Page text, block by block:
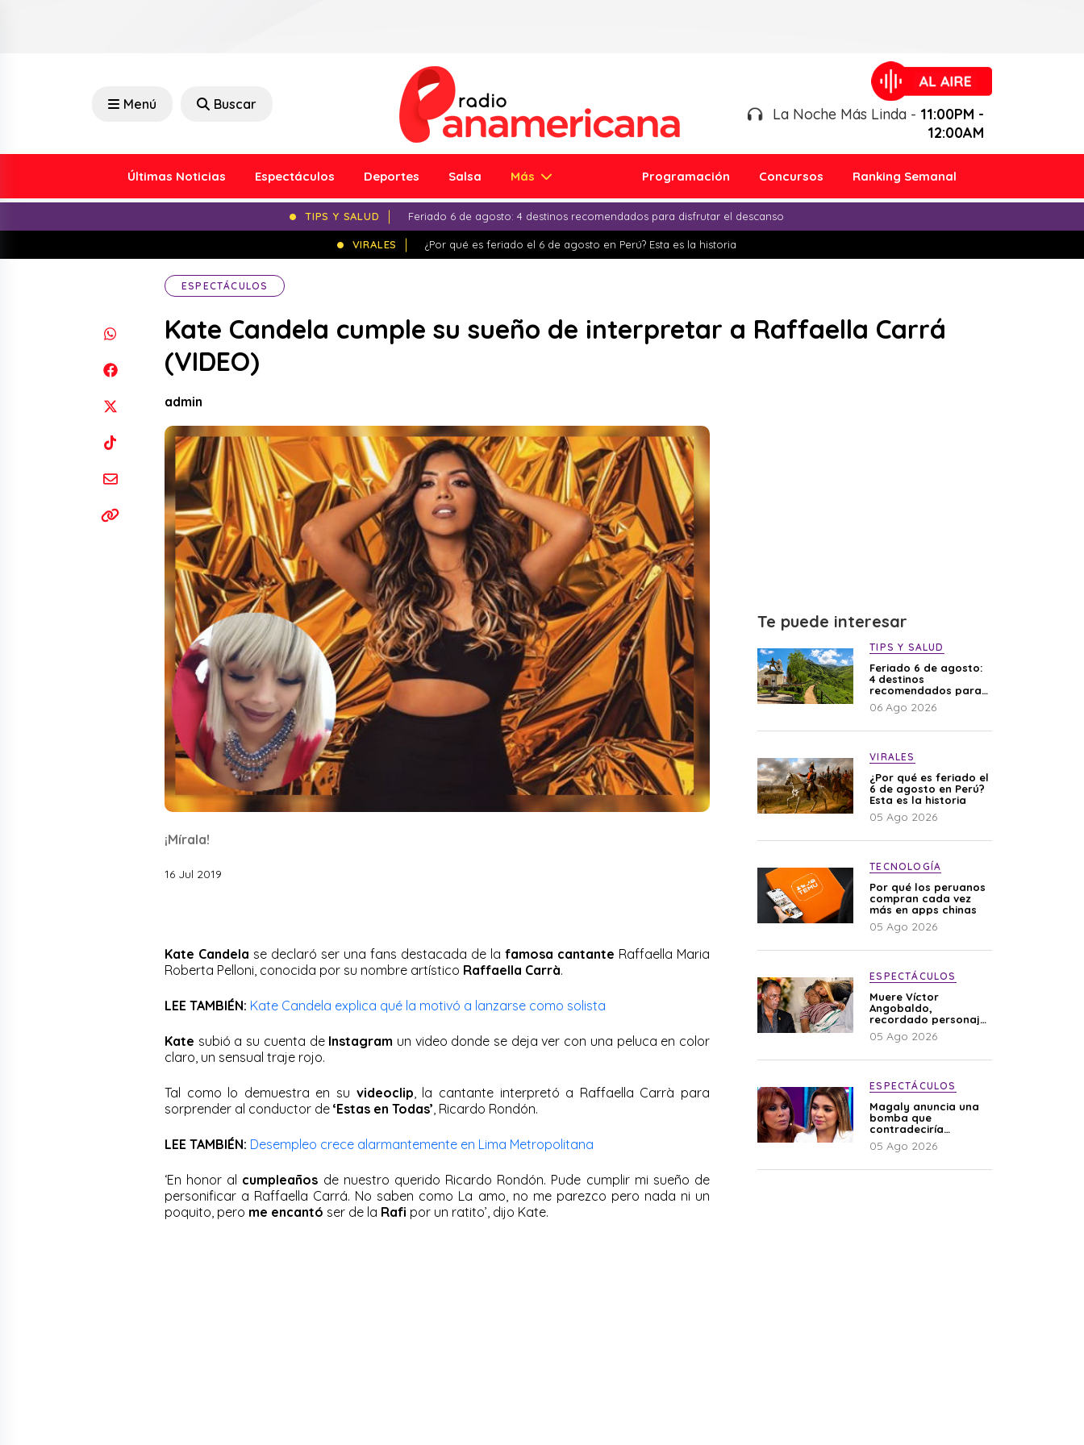
Menú Buscar
La Noche Más Linda - 11:00PM -
12:00AM
Últimas Noticias Espectáculos Deportes Salsa Más Programación Concursos Ranking Semanal
TIPS Y SALUD Feriado 6 de agosto: 4 destinos recomendados para disfrutar el descanso
VIRALES ¿Por qué es feriado el 6 de agosto en Perú? Esta es la historia
ESPECTÁCULOS
Kate Candela cumple su sueño de interpretar a Raffaella Carrá
(VIDEO)
admin
¡Mírala!
16 Jul 2019
Kate Candela se declaró ser una fans destacada de la famosa cantante Raffaella Maria
Roberta Pelloni, conocida por su nombre artístico Raffaella Carrà.
LEE TAMBIÉN: Kate Candela explica qué la motivó a lanzarse como solista
Kate subió a su cuenta de Instagram un video donde se deja ver con una peluca en color
claro, un sensual traje rojo.
Tal como lo demuestra en su videoclip , la cantante interpretó a Raffaella Carrà para
sorprender al conductor de ‘Estas en Todas’ , Ricardo Rondón.
LEE TAMBIÉN: Desempleo crece alarmantemente en Lima Metropolitana
‘En honor al cumpleaños de nuestro querido Ricardo Rondón. Pude cumplir mi sueño de
personificar a Raffaella Carrá. No saben como La amo, no me parezco pero nada ni un
poquito, pero me encantó ser de la Rafi por un ratito’, dijo Kate.
Te puede interesar
TIPS Y SALUD
Feriado 6 de agosto:
4 destinos
recomendados para
disfrutar el descanso
06 Ago 2026
VIRALES
¿Por qué es feriado el
6 de agosto en Perú?
Esta es la historia
05 Ago 2026
TECNOLOGÍA
Por qué los peruanos
compran cada vez
más en apps chinas
05 Ago 2026
ESPECTÁCULOS
Muere Víctor
Angobaldo,
recordado personaje
de la farándula y
expareja de Shirley
05 Ago 2026
ESPECTÁCULOS
Magaly anuncia una
bomba que
contradeciría
comunicado de La
Bella Luz: “Hay un
05 Ago 2026